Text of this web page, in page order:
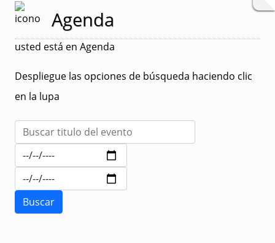
Agenda
usted está en Agenda
Despliegue las opciones de búsqueda haciendo clic
en la lupa